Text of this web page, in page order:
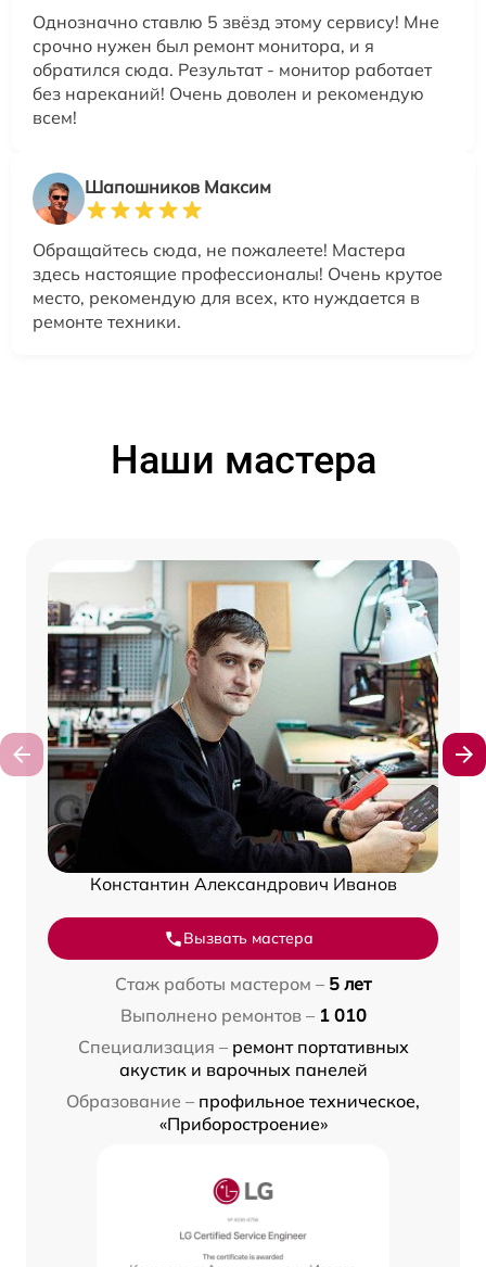
Однозначно ставлю 5 звёзд этому сервису! Мне
срочно нужен был ремонт монитора, и я
обратился сюда. Результат - монитор работает
без нареканий! Очень доволен и рекомендую
всем!
Шапошников Максим
Обращайтесь сюда, не пожалеете! Мастера
здесь настоящие профессионалы! Очень крутое
место, рекомендую для всех, кто нуждается в
ремонте техники.
Наши мастера
Константин Александрович Иванов
Вызвать мастера
Стаж работы мастером – 5 лет
Выполнено ремонтов – 1 010
Специализация – ремонт портативных
акустик и варочных панелей
Образование – профильное техническое,
«Приборостроение»